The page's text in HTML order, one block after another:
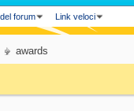
forum Link veloci
awards